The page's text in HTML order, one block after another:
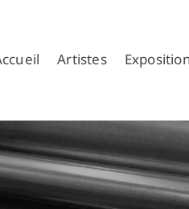
Artistes